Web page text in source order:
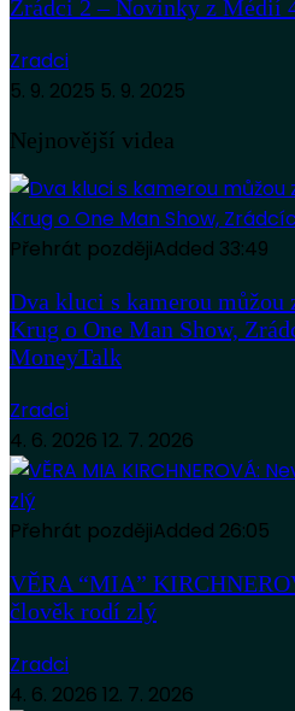
Zrádci 2 – Novinky z Médií
Zradci
5. 9. 2025 5. 9. 2025
Nejnovější videa
Přehrát pozdějiAdded 33:49
Dva kluci s kamerou můžou
Krug o One Man Show,
MoneyTalk
Zradci
4. 6. 2026 12. 7. 2026
Přehrát pozdějiAdded 26:05
VĚRA “MIA”
člověk rodí zlý
Zradci
4. 6. 2026 12. 7. 2026